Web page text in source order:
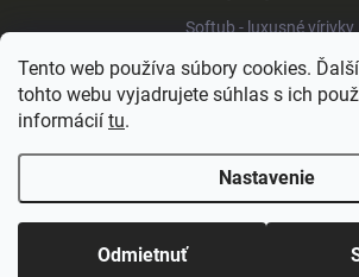
Tento web používa súbory cookies.
tohto webu vyjadrujete súhlas s ich
informácií tu.
Nastavenie
Odmietnuť
Softub - luxusné vírivky
Copyright 2026HouseGarden.sk. Všetky